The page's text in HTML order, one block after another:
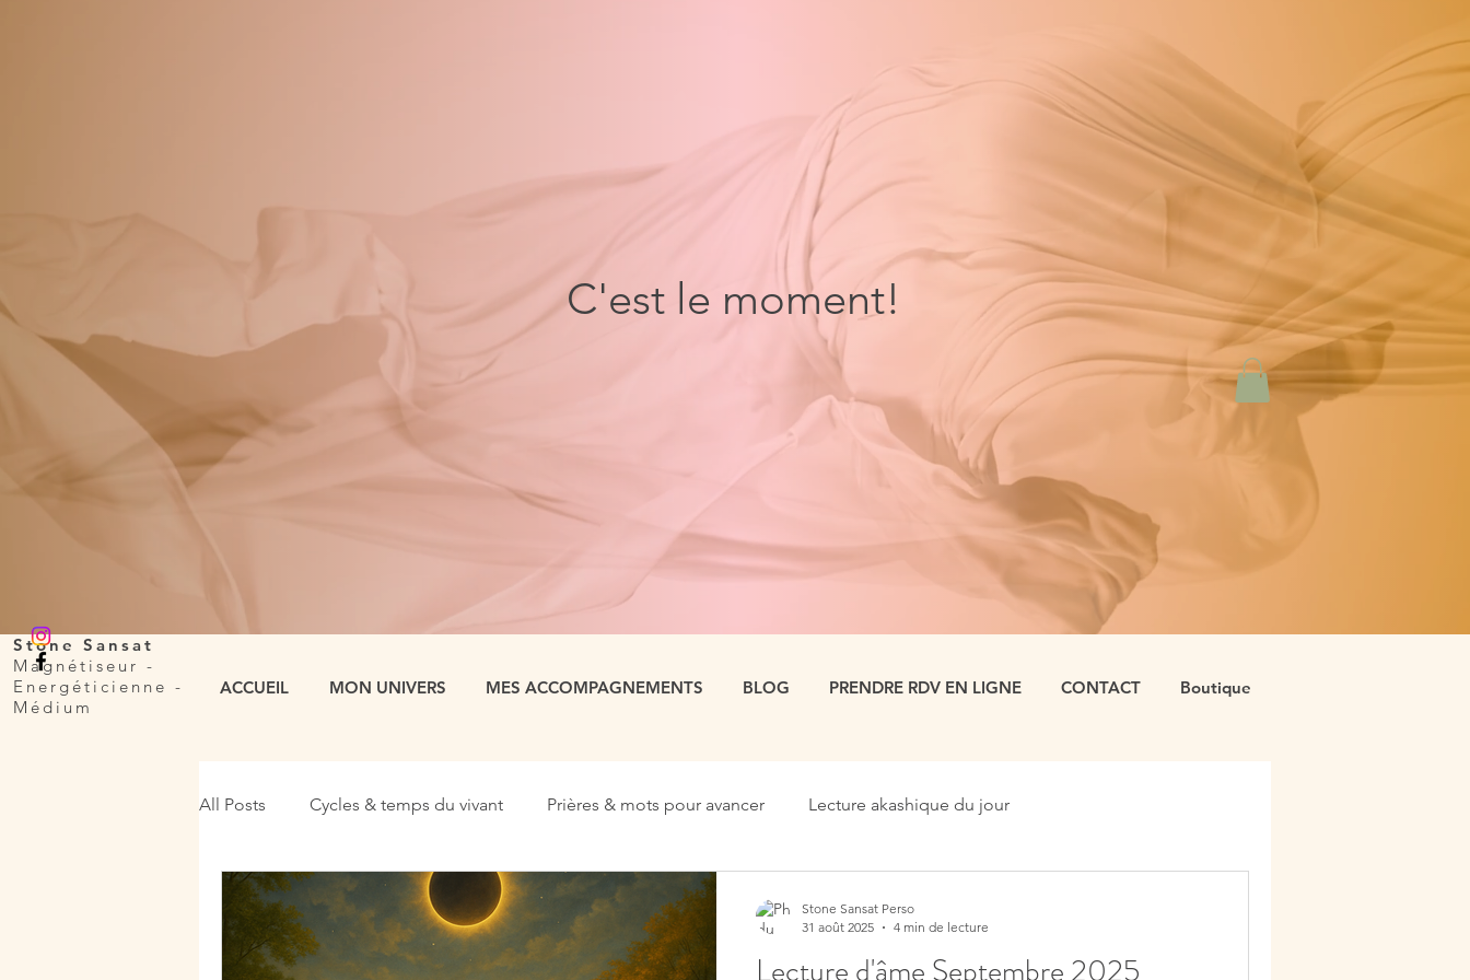
C'est le moment!
ACCUEIL MON UNIVERS MES ACCOMPAGNEMENTS BLOG PRENDRE RDV EN LIGNE CONTACT Boutique
Stone Sansat
Magnétiseur -
Energéticienne -
Médium
All Posts Cycles & temps du vivant Prières & mots pour avancer Lecture akashique du jour
Lecture d'âme Septembre 2025
Stone Sansat Perso
31 août 2025
4 min de lecture